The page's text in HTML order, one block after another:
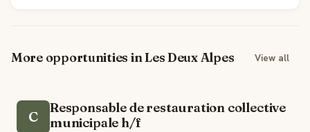
More opportunities in Les Deux Alpes View all
C
Responsable de restauration collective
municipale h/f